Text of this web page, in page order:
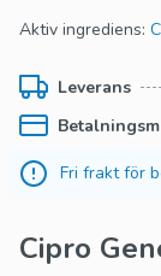
för att behandla
bekämpa
snabbt och
Aktiv ingrediens:
Leverans
Fri frakt för
Cipro